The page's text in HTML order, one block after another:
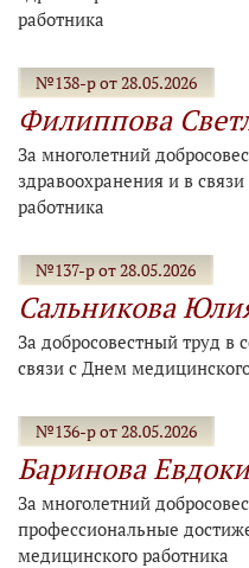
работника
№138-р от 28.05.2026
Филиппова
За многолетний
здравоохранения и в
работника
№137-р от 28.05.2026
Сальникова
За добросовестный труд в
связи с Днем
№136-р от 28.05.2026
Баринова
За многолетний
профессиональные
медицинского работника